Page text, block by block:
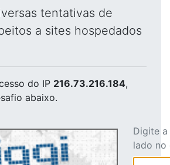
tentativas de
a sites hospedados
do IP 216.73.216.184,
abaixo.
Digite
lado no